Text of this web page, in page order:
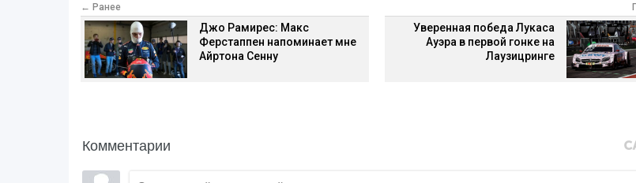
← Ранее
Джо Рамирес: Макс
Ферстаппен напоминает мне
Айртона Сенну
Уверенная победа Лукаса
Ауэра в первой гонке на
Лаузицринге
Комментарии